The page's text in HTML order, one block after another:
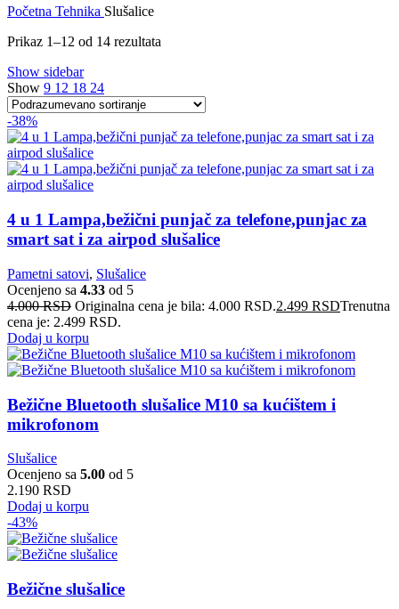
Početna Tehnika Slušalice
Prikaz 1–12 od 14 rezultata
Show sidebar
Show 9 12 18 24
-38%
4 u 1 Lampa,bežični punjač za telefone,punjac za
smart sat i za airpod slušalice
Pametni satovi, Slušalice
Ocenjeno sa 4.33 od 5
4.000RSD Originalna cena je bila: 4.000 RSD.2.499 RSDTrenutna
cena je: 2.499 RSD.
Dodaj u korpu
Bežične Bluetooth slušalice M10 sa kućištem i
mikrofonom
Slušalice
Ocenjeno sa 5.00 od 5
2.190 RSD
Dodaj u korpu
-43%
Bežične slušalice